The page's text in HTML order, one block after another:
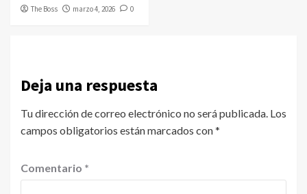
The Boss marzo 4, 2026 0
Deja una respuesta
Tu dirección de correo electrónico no será publicada. Los
campos obligatorios están marcados con*
Comentario *